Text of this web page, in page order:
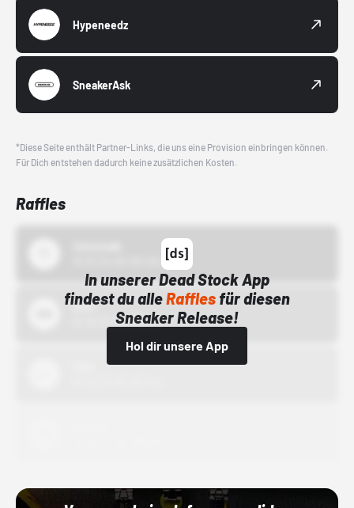
Hypeneedz
SneakerAsk
*Diese Seite enthält Partner-Links, die uns eine Provision einbringen können.
Für Dich entstehen dadurch keine zusätzlichen Kosten.
Raffles
In unserer Dead Stock App
findest du alleRafflesfür diesen
Sneaker Release!
Hol dir unsere App
Bstn
01.10.22 00:00 Uhr